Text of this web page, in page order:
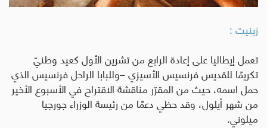
زينيت :
تعمل إيطاليا على إعادة الرابع من تشرين الأول كعيد وطنيّ
تكريمًا للقديس فرنسيس الأسيزي –وللبابا الراحل فرنسيس الذي
حمل اسمه، حيث من المقرّر مناقشة الاقتراح في الأسبوع الأخير
من شهر أيلول، وقد حظي دعمًا من رئيسة الوزراء جورجيا
ميلوني.